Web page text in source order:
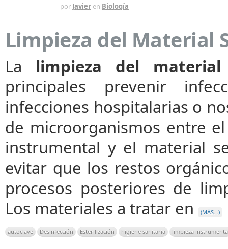
por Javier en Biología
Limpieza del Material
La limpieza del
principales prevenir
infecciones hospitalarias o
de microorganismos entre
instrumental y el material
evitar que los restos
procesos posteriores de
Los materiales a tratar en
(MÁS…)
autoclave Desinfección Esterilización higiene sanitaria limpieza